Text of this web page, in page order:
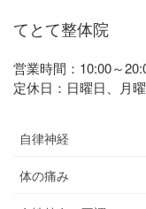
てとて整体院
営業時間：10:00～
定休日：日曜日、月
自律神経
体の痛み